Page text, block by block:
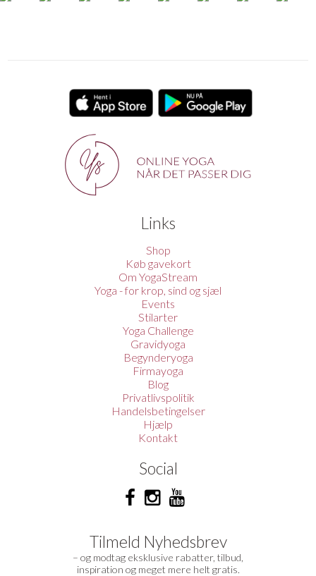
Links
Shop
Køb gavekort
Om YogaStream
Yoga - for krop, sind og sjæl
Events
Stilarter
Yoga Challenge
Gravidyoga
Begynderyoga
Firmayoga
Blog
Privatlivspolitik
Handelsbetingelser
Hjælp
Kontakt
Social
Tilmeld Nyhedsbrev
– og modtag eksklusive rabatter, tilbud,
inspiration og meget mere helt gratis.